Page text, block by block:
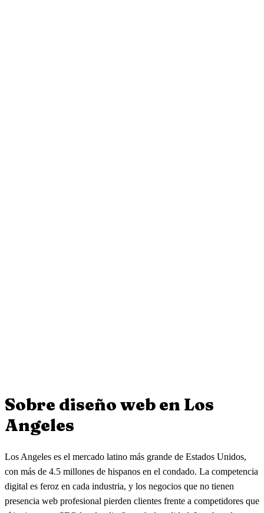
de regalar tráfico a terceros.
Sobre diseño web en Los
Angeles
Los Angeles es el mercado latino más grande de Estados Unidos,
con más de 4.5 millones de hispanos en el condado. La competencia
digital es feroz en cada industria, y los negocios que no tienen
presencia web profesional pierden clientes frente a competidores que